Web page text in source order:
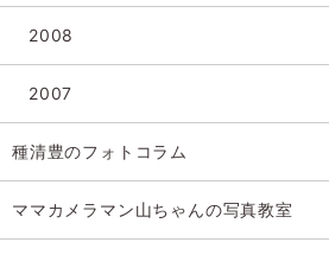
2008
2007
種清豊のフォトコラム
ママカメラマン山ちゃんの写真教室